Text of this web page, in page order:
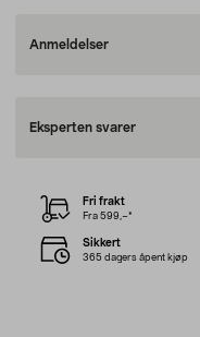
Anmeldelser
Eksperten svarer
Fri frakt
Fra 599,–*
Sikkert
365 dagers åpent kjøp